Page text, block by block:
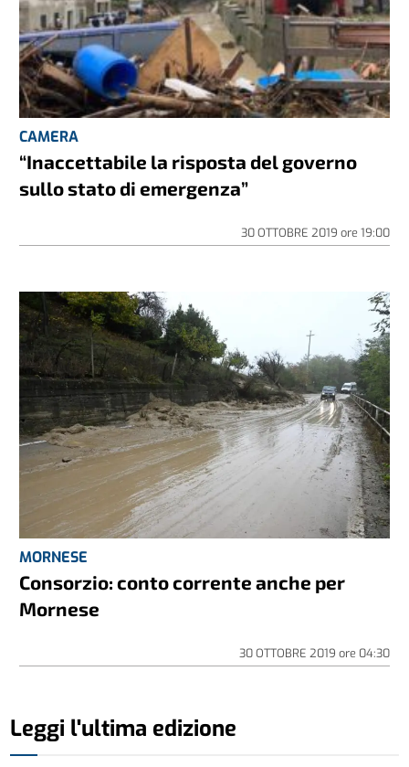
CAMERA
“Inaccettabile la risposta del governo
sullo stato di emergenza”
30 OTTOBRE 2019 ore 19:00
MORNESE
Consorzio: conto corrente anche per
Mornese
30 OTTOBRE 2019 ore 04:30
Leggi l'ultima edizione